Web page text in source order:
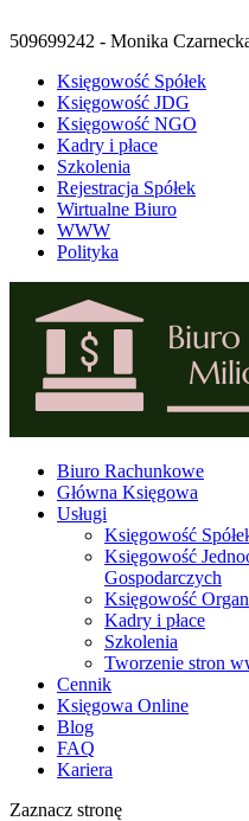
509699242 - Monika
Księgowość Spółek
Księgowość JDG
Księgowość NGO
Kadry i płace
Szkolenia
Rejestracja Spółek
Wirtualne Biuro
WWW
Polityka
Biuro Rachunkowe
Główna Księgowa
Usługi
Księgowość
Księgowość
Gospodarczych
Księgowość
Kadry i płace
Szkolenia
Tworzenie stron
Cennik
Księgowa Online
Blog
FAQ
Kariera
Zaznacz stronę